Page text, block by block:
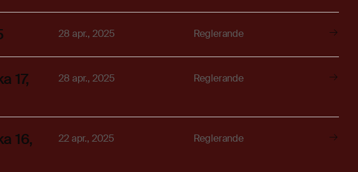
28 apr., 2025 Reglerande
17,
28 apr., 2025 Reglerande
16,
22 apr., 2025 Reglerande